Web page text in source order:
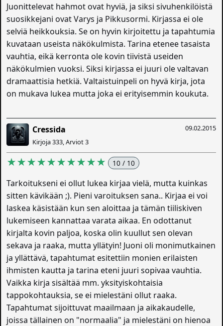
Juonittelevat hahmot ovat hyviä, ja siksi sivuhenkilöistä
suosikkejani ovat Varys ja Pikkusormi. Kirjassa ei ole
selviä heikkouksia. Se on hyvin kirjoitettu ja tapahtumia
kuvataan useista näkökulmista. Tarina etenee tasaista
vauhtia, eikä kerronta ole kovin tiivistä useiden
näkökulmien vuoksi. Siksi kirjassa ei juuri ole valtavan
dramaattisia hetkiä. Valtaistuinpeli on hyvä kirja, jota
on mukava lukea mutta joka ei erityisemmin koukuta.
09.02.2015
Cressida
Kirjoja 333, Arviot 3
★★★★★★★★★★ 10 / 10
Tarkoitukseni ei ollut lukea kirjaa vielä, mutta kuinkas
sitten kävikään ;). Pieni varoituksen sana.. Kirjaa ei voi
laskea käsistään kun sen aloittaa ja tämän tiiliskiven
lukemiseen kannattaa varata aikaa. En odottanut
kirjalta kovin paljoa, koska olin kuullut sen olevan
sekava ja raaka, mutta yllätyin! Juoni oli monimutkainen
ja yllättävä, tapahtumat esitettiin monien erilaisten
ihmisten kautta ja tarina eteni juuri sopivaa vauhtia.
Vaikka kirja sisältää mm. yksityiskohtaisia
tappokohtauksia, se ei mielestäni ollut raaka.
Tapahtumat sijoittuvat maailmaan ja aikakaudelle,
joissa tällainen on "normaalia" ja mielestäni on hienoa